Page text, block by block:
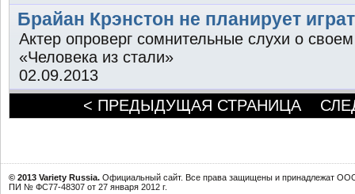
Брайан Крэнстон не планирует
Актер опроверг сомнительные слухи о
«Человека из стали»
02.09.2013
< ПРЕДЫДУЩАЯ СТРАНИЦА
© 2013 Variety Russia. Официальный сайт. Все права защищены и принадлежат
ПИ № ФС77-48307 от 27 января 2012 г.